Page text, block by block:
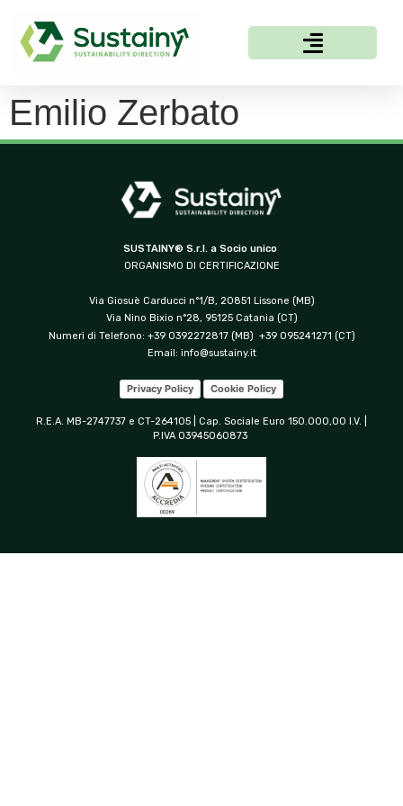
Emilio Zerbato
SUSTAINY® S.r.l. a Socio unico
ORGANISMO DI CERTIFICAZIONE
Via Giosuè Carducci n°1/B, 20851 Lissone (MB)
Via Nino Bixio n°28, 95125 Catania (CT)
Numeri di Telefono: +39 0392272817 (MB) +39 095241271 (CT)
Email: info@sustainy.it
Privacy Policy Cookie Policy
R.E.A. MB-2747737 e CT-264105 | Cap. Sociale Euro 150.000,00 I.V. |
P.IVA 03945060873